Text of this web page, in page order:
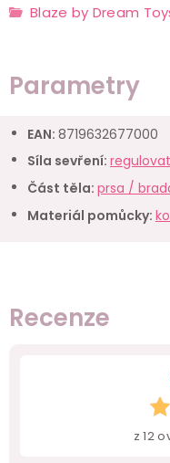
Blaze by Dream
Parametry
EAN: 8719632677000
Síla sevření:
Část těla: prsa /
Materiál pomůcky:
Recenze
z12